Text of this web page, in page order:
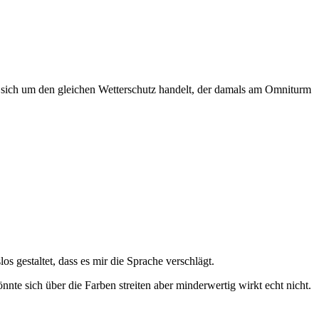
um den gleichen Wetterschutz handelt, der damals am Omniturm
gestaltet, dass es mir die Sprache verschlägt.
sich über die Farben streiten aber minderwertig wirkt echt nicht.